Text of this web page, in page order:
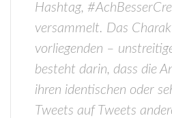
Hashtag,
versammelt. Das
vorliegenden –
besteht darin, dass die
ihren identischen oder
Tweets auf Tweets